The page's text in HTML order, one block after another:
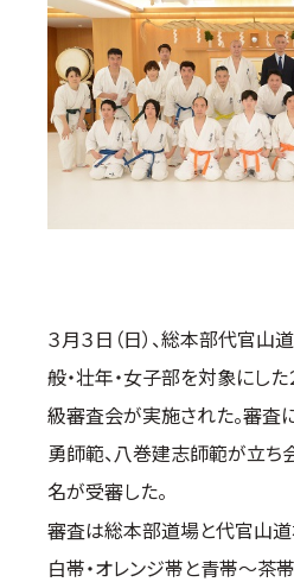
取材の
よくあ
本サイ
プライ
日本語
English
３月３日（日）、総本部代官山
般・壮年・女子部を対象にし
級審査会が実施された。審査
勇師範、八巻建志師範が立ち
名が受審した。
審査は総本部道場と代官山道
白帯・オレンジ帯と青帯～茶